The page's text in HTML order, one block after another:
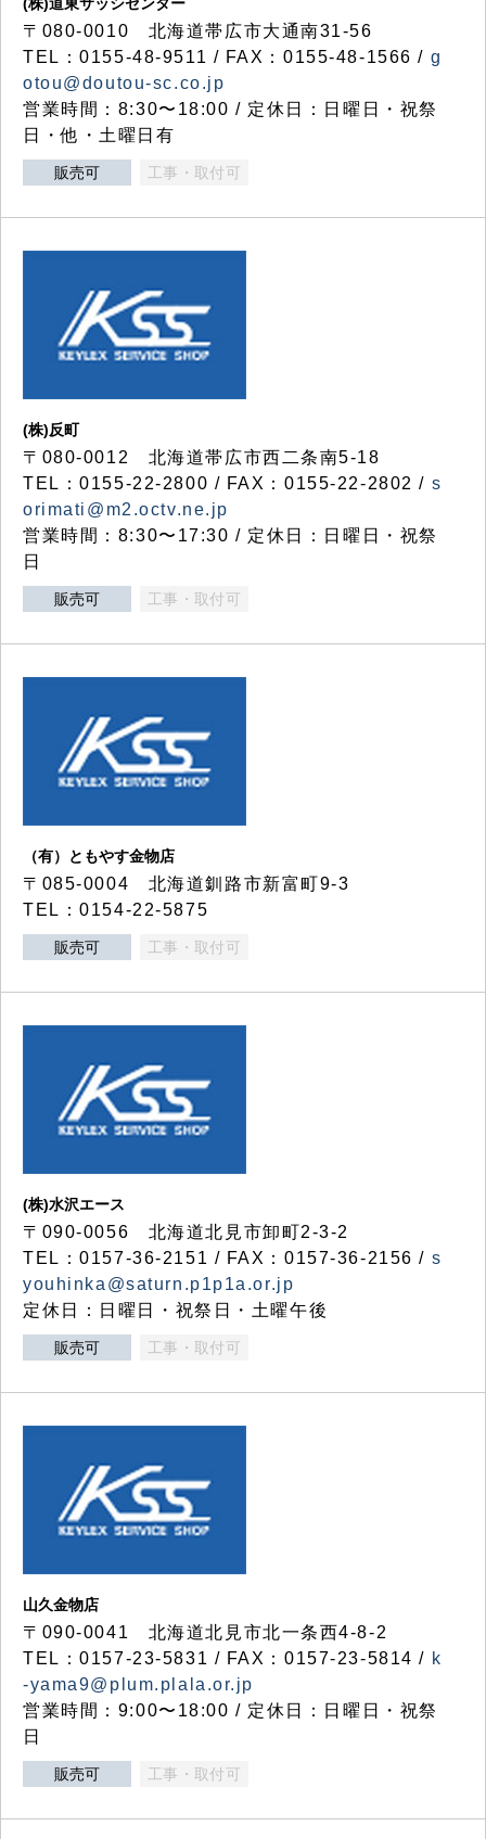
〒080-0010 北海道帯広市大通南31-56
TEL：0155-48-9511 / FAX：0155-48-1566 / g
otou@doutou-sc.co.jp
営業時間：8:30〜18:00 / 定休日：日曜日・祝祭
日・他・土曜日有
販売可 工事・取付可
(株)反町
〒080-0012 北海道帯広市西二条南5-18
TEL：0155-22-2800 / FAX：0155-22-2802 / s
orimati@m2.octv.ne.jp
営業時間：8:30〜17:30 / 定休日：日曜日・祝祭
日
販売可 工事・取付可
（有）ともやす金物店
〒085-0004 北海道釧路市新富町9-3
TEL：0154-22-5875
販売可 工事・取付可
(株)水沢エース
〒090-0056 北海道北見市卸町2-3-2
TEL：0157-36-2151 / FAX：0157-36-2156 / s
youhinka@saturn.p1p1a.or.jp
定休日：日曜日・祝祭日・土曜午後
販売可 工事・取付可
山久金物店
〒090-0041 北海道北見市北一条西4-8-2
TEL：0157-23-5831 / FAX：0157-23-5814 / k
-yama9@plum.plala.or.jp
営業時間：9:00〜18:00 / 定休日：日曜日・祝祭
日
販売可 工事・取付可